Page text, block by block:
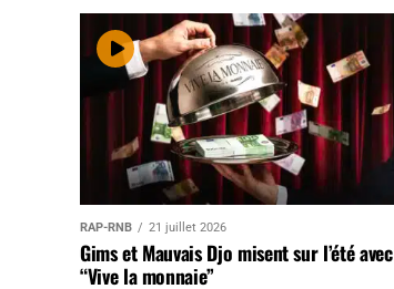
RAP-RNB 21 juillet 2026
Gims et Mauvais Djo misent sur l’été avec
“Vive la monnaie”